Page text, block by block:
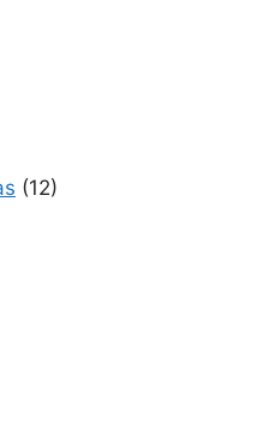
(12)